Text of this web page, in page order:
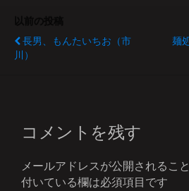
長男、もんたいちお（市
川）
麺
コメントを残す
メールアドレスが公開されるこ
付いている欄は必須項目です